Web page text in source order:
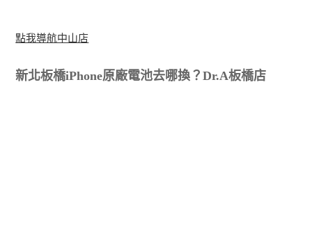
點我導航中山店
新北板橋iPhone原廠電池去哪換？Dr.A板橋店